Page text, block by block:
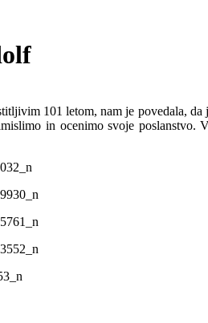
101 letom, nam je povedala,
in ocenimo svoje